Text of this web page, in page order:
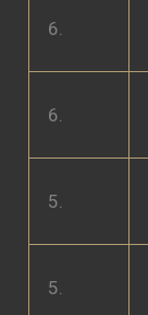
6.
6.
5.
5.